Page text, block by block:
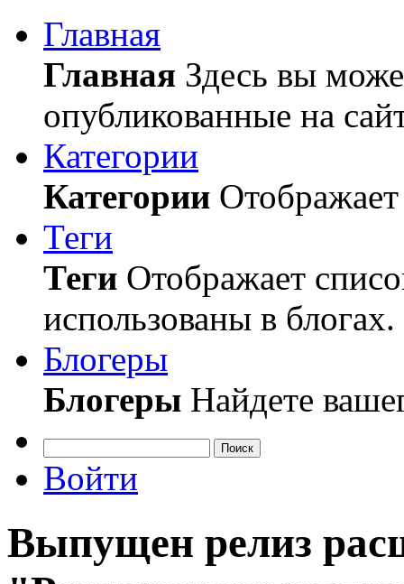
Главная
Главная Здесь вы
опубликованные на
Категории
Категории
Теги
Теги Отображает
использованы в блогах.
Блогеры
Блогеры Найдете
Поиск
Войти
Выпущен релиз